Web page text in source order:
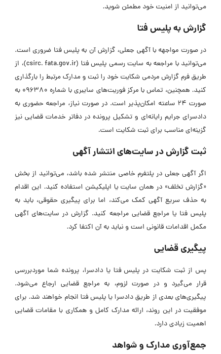
می‌توانید از امنیت خود مطمئن شوید.
گزارش به پلیس فتا
در صورت مواجهه با آگهی جعلی، گزارش آن به پلیس فتا ضروری است.
می‌توانید با مراجعه به سایت رسمی پلیس فتا (csirc. fata.gov.ir)، از
طریق فرم گزارش مردمی شکایت خود را ثبت و مدارک مرتبط را بارگذاری
کنید. همچنین، تماس با مرکز فوریت‌های سایبری با شماره ۰۹۶۳۸۰ به
صورت ۲۴ ساعته امکان‌پذیر است. در صورت نیاز، مراجعه حضوری به
دادسرای جرایم رایانه‌ای و تشکیل پرونده در دفاتر خدمات قضایی نیز
گزینه‌ای مناسب برای ثبت شکایت است.
ثبت گزارش در سایت‌های انتشار آگهی
اگر آگهی جعلی در پلتفرم خاصی منتشر شده باشد، می‌توانید از بخش
«گزارش تخلف» در همان سایت یا اپلیکیشن استفاده کنید. این اقدام
به حذف سریع آگهی کمک می‌کند، اما برای پیگیری حقوقی، باید به
پلیس فتا یا مراجع قضایی مراجعه کنید. گزارش در سایت‌های آگهی
مکمل اقدامات قانونی است و نباید به آن اکتفا کرد.
پیگیری قضایی
پس از ثبت شکایت در پلیس فتا یا دادسرا، پرونده شما موردبررسی
قرار می‌گیرد و در صورت لزوم، به مراجع قضایی ارجاع می‌شود.
پیگیری‌های بعدی از طریق دادسرا یا پلیس فتا انجام خواهند شد. برای
موفقیت در این روند، ارائه مدارک کامل و همکاری با مقامات قضایی
اهمیت زیادی دارد.
جمع‌آوری مدارک و شواهد